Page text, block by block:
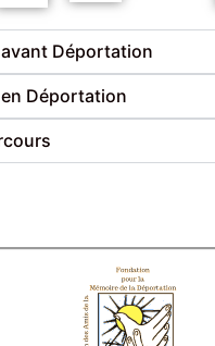
Déportation
Déportation